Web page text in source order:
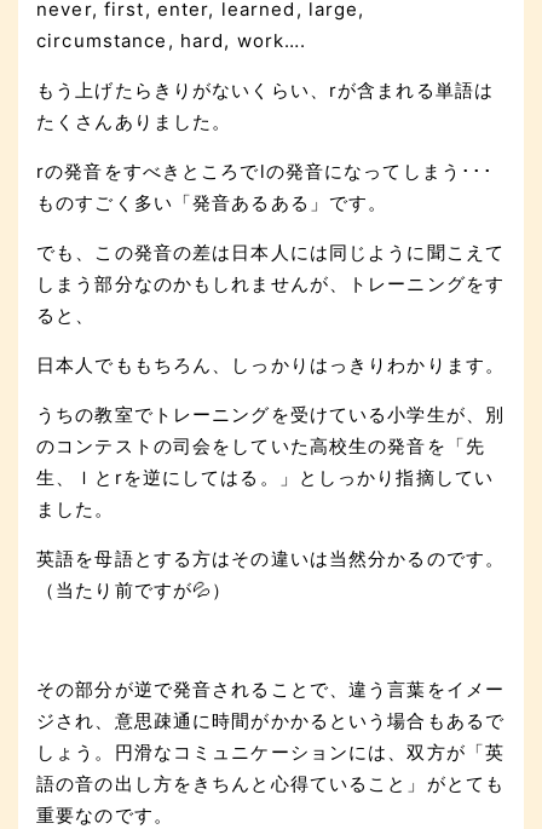
never, first, enter, learned, large,
circumstance, hard, work….
もう上げたらきりがないくらい、rが含まれる単語は
たくさんありました。
rの発音をすべきところでlの発音になってしまう･･･
ものすごく多い「発音あるある」です。
でも、この発音の差は日本人には同じように聞こえて
しまう部分なのかもしれませんが、トレーニングをす
ると、
日本人でももちろん、しっかりはっきりわかります。
うちの教室でトレーニングを受けている小学生が、別
のコンテストの司会をしていた高校生の発音を「先
生、ｌとrを逆にしてはる。」としっかり指摘してい
ました。
英語を母語とする方はその違いは当然分かるのです。
（当たり前ですが💦）
その部分が逆で発音されることで、違う言葉をイメー
ジされ、意思疎通に時間がかかるという場合もあるで
しょう。円滑なコミュニケーションには、双方が「英
語の音の出し方をきちんと心得ていること」がとても
重要なのです。